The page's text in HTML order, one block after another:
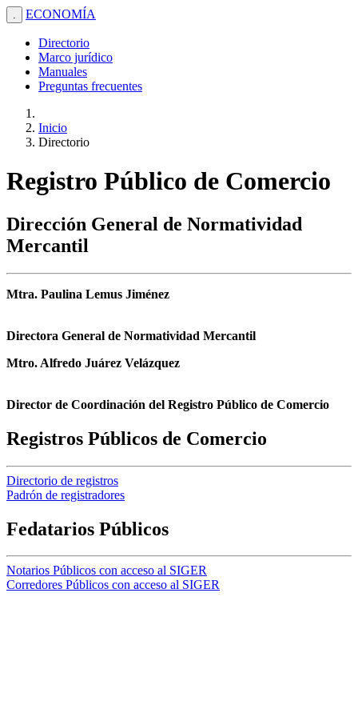
. ECONOMÍA
Directorio
Marco jurídico
Manuales
Preguntas frecuentes
Inicio
Directorio
Registro Público de Comercio
Dirección General de Normatividad
Mercantil
Mtra. Paulina Lemus Jiménez
Directora General de Normatividad Mercantil
Mtro. Alfredo Juárez Velázquez
Director de Coordinación del Registro Público de Comercio
Registros Públicos de Comercio
Directorio de registros
Padrón de registradores
Fedatarios Públicos
Notarios Públicos con acceso al SIGER
Corredores Públicos con acceso al SIGER